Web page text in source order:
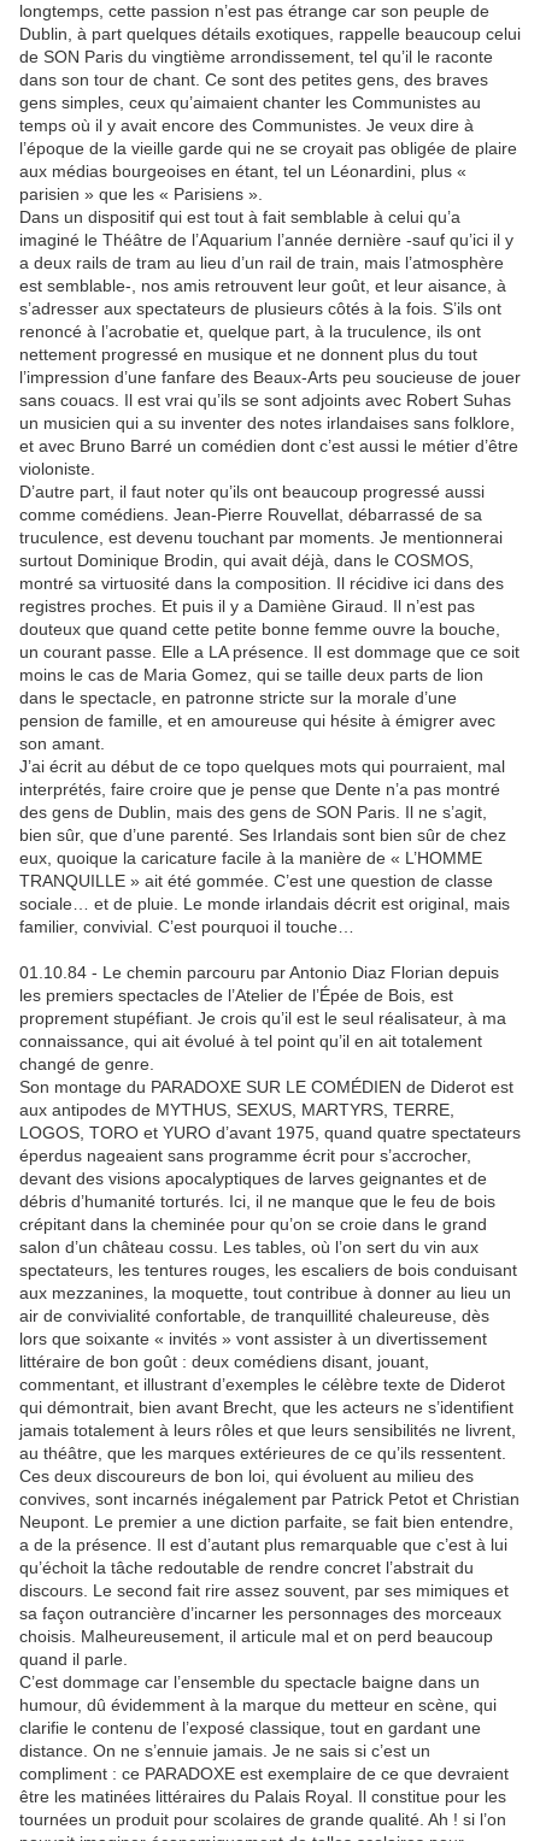
longtemps, cette passion n’est pas étrange car son peuple de
Dublin, à part quelques détails exotiques, rappelle beaucoup celui
de SON Paris du vingtième arrondissement, tel qu’il le raconte
dans son tour de chant. Ce sont des petites gens, des braves
gens simples, ceux qu’aimaient chanter les Communistes au
temps où il y avait encore des Communistes. Je veux dire à
l’époque de la vieille garde qui ne se croyait pas obligée de plaire
aux médias bourgeoises en étant, tel un Léonardini, plus «
parisien » que les « Parisiens ».
Dans un dispositif qui est tout à fait semblable à celui qu’a
imaginé le Théâtre de l’Aquarium l’année dernière -sauf qu’ici il y
a deux rails de tram au lieu d’un rail de train, mais l’atmosphère
est semblable-, nos amis retrouvent leur goût, et leur aisance, à
s’adresser aux spectateurs de plusieurs côtés à la fois. S’ils ont
renoncé à l’acrobatie et, quelque part, à la truculence, ils ont
nettement progressé en musique et ne donnent plus du tout
l’impression d’une fanfare des Beaux-Arts peu soucieuse de jouer
sans couacs. Il est vrai qu’ils se sont adjoints avec Robert Suhas
un musicien qui a su inventer des notes irlandaises sans folklore,
et avec Bruno Barré un comédien dont c’est aussi le métier d’être
violoniste.
D’autre part, il faut noter qu’ils ont beaucoup progressé aussi
comme comédiens. Jean-Pierre Rouvellat, débarrassé de sa
truculence, est devenu touchant par moments. Je mentionnerai
surtout Dominique Brodin, qui avait déjà, dans le COSMOS,
montré sa virtuosité dans la composition. Il récidive ici dans des
registres proches. Et puis il y a Damiène Giraud. Il n’est pas
douteux que quand cette petite bonne femme ouvre la bouche,
un courant passe. Elle a LA présence. Il est dommage que ce soit
moins le cas de Maria Gomez, qui se taille deux parts de lion
dans le spectacle, en patronne stricte sur la morale d’une
pension de famille, et en amoureuse qui hésite à émigrer avec
son amant.
J’ai écrit au début de ce topo quelques mots qui pourraient, mal
interprétés, faire croire que je pense que Dente n’a pas montré
des gens de Dublin, mais des gens de SON Paris. Il ne s’agit,
bien sûr, que d’une parenté. Ses Irlandais sont bien sûr de chez
eux, quoique la caricature facile à la manière de « L’HOMME
TRANQUILLE » ait été gommée. C’est une question de classe
sociale… et de pluie. Le monde irlandais décrit est original, mais
familier, convivial. C’est pourquoi il touche…
01.10.84 - Le chemin parcouru par Antonio Diaz Florian depuis
les premiers spectacles de l’Atelier de l’Épée de Bois, est
proprement stupéfiant. Je crois qu’il est le seul réalisateur, à ma
connaissance, qui ait évolué à tel point qu’il en ait totalement
changé de genre.
Son montage du PARADOXE SUR LE COMÉDIEN de Diderot est
aux antipodes de MYTHUS, SEXUS, MARTYRS, TERRE,
LOGOS, TORO et YURO d’avant 1975, quand quatre spectateurs
éperdus nageaient sans programme écrit pour s’accrocher,
devant des visions apocalyptiques de larves geignantes et de
débris d’humanité torturés. Ici, il ne manque que le feu de bois
crépitant dans la cheminée pour qu’on se croie dans le grand
salon d’un château cossu. Les tables, où l’on sert du vin aux
spectateurs, les tentures rouges, les escaliers de bois conduisant
aux mezzanines, la moquette, tout contribue à donner au lieu un
air de convivialité confortable, de tranquillité chaleureuse, dès
lors que soixante « invités » vont assister à un divertissement
littéraire de bon goût : deux comédiens disant, jouant,
commentant, et illustrant d’exemples le célèbre texte de Diderot
qui démontrait, bien avant Brecht, que les acteurs ne s’identifient
jamais totalement à leurs rôles et que leurs sensibilités ne livrent,
au théâtre, que les marques extérieures de ce qu’ils ressentent.
Ces deux discoureurs de bon loi, qui évoluent au milieu des
convives, sont incarnés inégalement par Patrick Petot et Christian
Neupont. Le premier a une diction parfaite, se fait bien entendre,
a de la présence. Il est d’autant plus remarquable que c’est à lui
qu’échoit la tâche redoutable de rendre concret l’abstrait du
discours. Le second fait rire assez souvent, par ses mimiques et
sa façon outrancière d’incarner les personnages des morceaux
choisis. Malheureusement, il articule mal et on perd beaucoup
quand il parle.
C’est dommage car l’ensemble du spectacle baigne dans un
humour, dû évidemment à la marque du metteur en scène, qui
clarifie le contenu de l’exposé classique, tout en gardant une
distance. On ne s’ennuie jamais. Je ne sais si c’est un
compliment : ce PARADOXE est exemplaire de ce que devraient
être les matinées littéraires du Palais Royal. Il constitue pour les
tournées un produit pour scolaires de grande qualité. Ah ! si l’on